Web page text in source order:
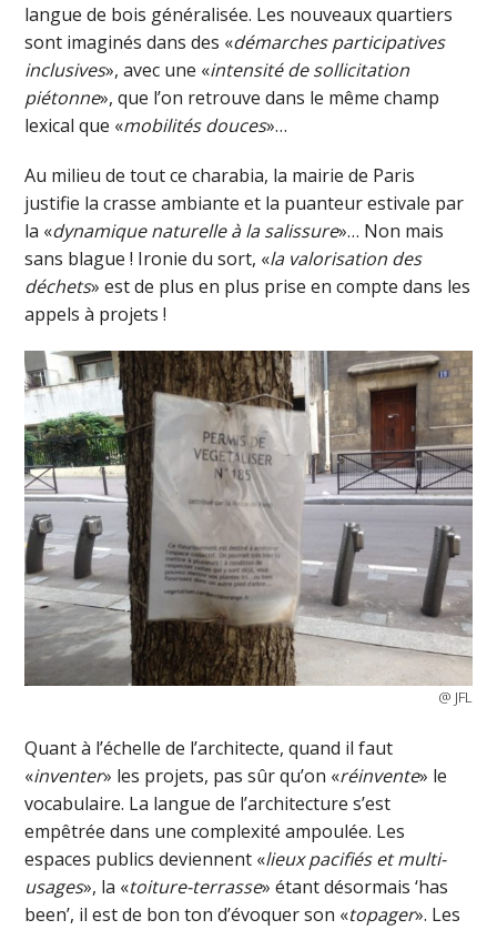
langue de bois généralisée. Les nouveaux quartiers
sont imaginés dans des «démarches participatives
inclusives», avec une «intensité de sollicitation
piétonne», que l’on retrouve dans le même champ
lexical que «mobilités douces»…
Au milieu de tout ce charabia, la mairie de Paris
justifie la crasse ambiante et la puanteur estivale par
la «dynamique naturelle à la salissure»… Non mais
sans blague ! Ironie du sort, «la valorisation des
déchets» est de plus en plus prise en compte dans les
appels à projets !
@ JFL
Quant à l’échelle de l’architecte, quand il faut
«inventer» les projets, pas sûr qu’on «réinvente» le
vocabulaire. La langue de l’architecture s’est
empêtrée dans une complexité ampoulée. Les
espaces publics deviennent «lieux pacifiés et multi-
usages», la «toiture-terrasse» étant désormais ‘has
been’, il est de bon ton d’évoquer son «topager». Les